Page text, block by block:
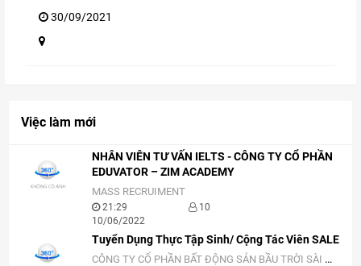
30/09/2021
Việc làm mới
NHÂN VIÊN TƯ VẤN IELTS - CÔNG TY CỔ PHẦN
EDUVATOR – ZIM ACADEMY
MASS RECRUIMENT
21:29
10/06/2022
10
Tuyển Dụng Thực Tập Sinh/ Cộng Tác Viên SALE
CÔNG TY CỔ PHẦN BẤT ĐỘNG SẢN BẦU TRỜI SÀI GÒN